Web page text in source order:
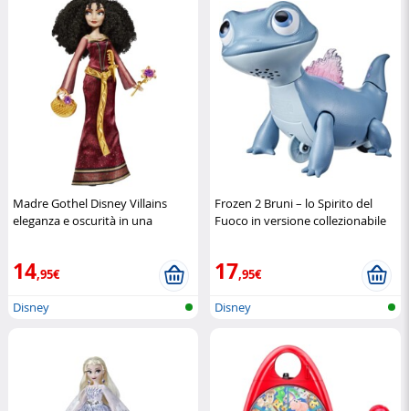
Madre Gothel Disney Villains
eleganza e oscurità in una
14,95€
Disney
Frozen 2 Bruni – lo Spirito del
Fuoco in versione collezionabile
17,95€
Disney